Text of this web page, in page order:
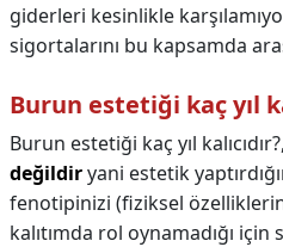
giderleri kesinlikle
sigortalarını bu kapsamda
Burun estetiği kaç yıl
Burun estetiği kaç yıl kalıcıdır?,
değildiryani estetik
fenotipinizi (fiziksel
kalıtımda rol oynamadığı